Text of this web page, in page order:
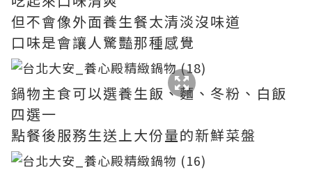
但不會像外面養生餐太清淡沒味道
口味是會讓人驚豔那種感覺
鍋物主食可以選養生飯、麵、冬粉、白飯
四選一
點餐後服務生送上大份量的新鮮菜盤